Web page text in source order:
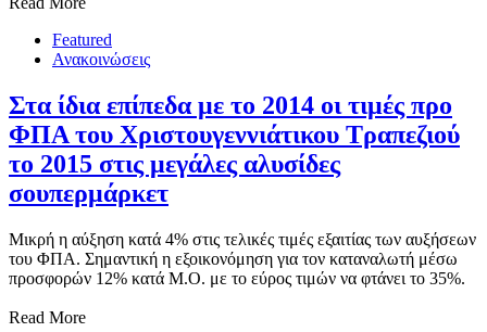
Featured
Ανακοινώσεις
Στα ίδια επίπεδα με το 2014 οι τιμές προ
ΦΠΑ του Χριστουγεννιάτικου Τραπεζιού
το 2015 στις μεγάλες αλυσίδες
σουπερμάρκετ
Μικρή η αύξηση κατά 4% στις τελικές τιμές εξαιτίας των αυξήσεων
του ΦΠΑ. Σημαντική η εξοικονόμηση για τον καταναλωτή μέσω
προσφορών 12% κατά Μ.Ο. με το εύρος τιμών να φτάνει το 35%.
Read More